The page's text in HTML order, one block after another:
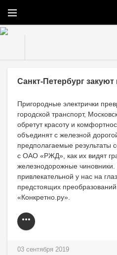
Санкт-Петербург
Пригородные электрички
городской транспорт,
обретут красоту и
объединят с железной
предполагаемые результаты
с ОАО «РЖД», как их видят
железнодорожные чиновники.
привлекательной у нас на
предстоящих
«Конкретно.ру».
03 сентября 2019